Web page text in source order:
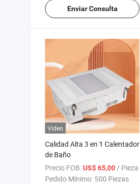
Enviar Consulta
Vídeo
Calidad Alta 3 en 1 Calentador
de Baño
Precio FOB:US$ 65,00 / Pieza
Pedido Mínimo: 500 Piezas